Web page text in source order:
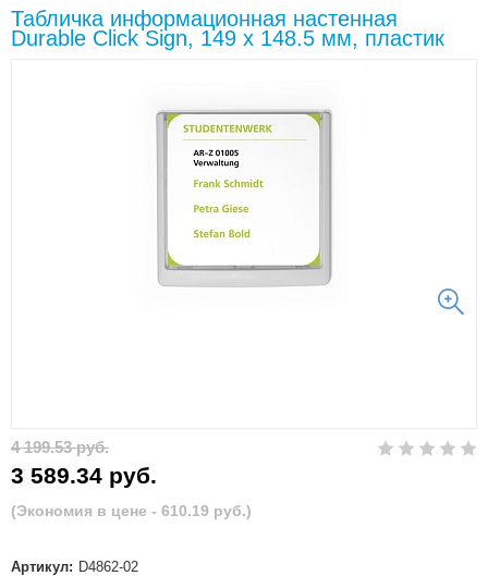
Табличка информационная настенная
Durable Click Sign, 149 x 148.5 мм, пластик
4 199.53 руб.
3 589.34 руб.
(Экономия в цене - 610.19 руб.)
Артикул: D4862-02